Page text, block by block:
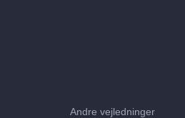
Andre vejledninger